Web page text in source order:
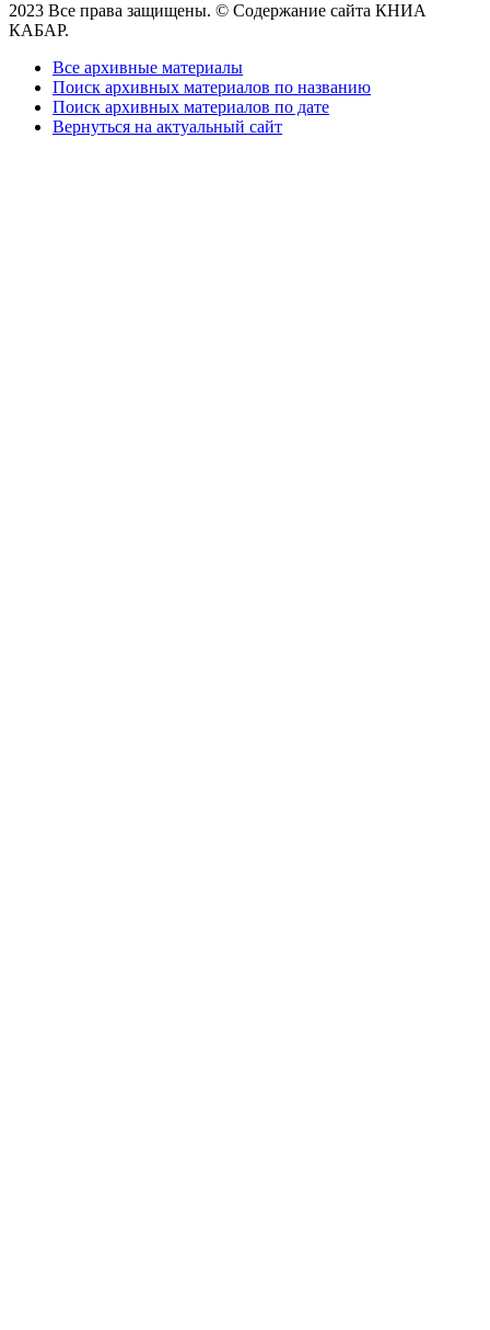
2023 Все права защищены. © Содержание сайта КНИА
КАБАР.
Все архивные материалы
Поиск архивных материалов по названию
Поиск архивных материалов по дате
Вернуться на актуальный сайт